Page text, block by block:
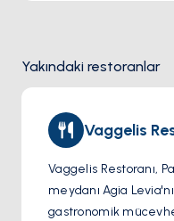
Yakındaki restoranlar
Vaggelis
Vaggelis Restoranı,
meydanı Agia
gastronomik